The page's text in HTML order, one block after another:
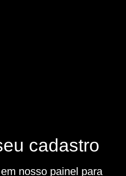
cadastro
nosso painel para